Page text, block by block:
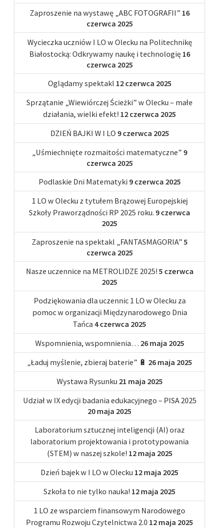
Zaproszenie na wystawę „ABC FOTOGRAFII” 16
czerwca 2025
Wycieczka uczniów I LO w Olecku na Politechnikę
Białostocką: Odkrywamy naukę i technologię 16
czerwca 2025
Oglądamy spektakl 12 czerwca 2025
Sprzątanie „Wiewiórczej Ścieżki” w Olecku – małe
działania, wielki efekt! 12 czerwca 2025
DZIEŃ BAJKI W I LO 9 czerwca 2025
„Uśmiechnięte rozmaitości matematyczne” 9
czerwca 2025
Podlaskie Dni Matematyki 9 czerwca 2025
1 LO w Olecku z tytułem Brązowej Europejskiej
Szkoły Praworządności RP 2025 roku. 9 czerwca
2025
Zaproszenie na spektakl „FANTASMAGORIA” 5
czerwca 2025
Nasze uczennice na METROLIDZE 2025! 5 czerwca
2025
Podziękowania dla uczennic 1 LO w Olecku za
pomoc w organizacji Międzynarodowego Dnia
Tańca 4 czerwca 2025
Wspomnienia, wspomnienia… 26 maja 2025
„Ładuj myślenie, zbieraj baterie” 🔋 26 maja 2025
Wystawa Rysunku 21 maja 2025
Udział w IX edycji badania edukacyjnego – PISA 2025
20 maja 2025
Laboratorium sztucznej inteligencji (AI) oraz
laboratorium projektowania i prototypowania
(STEM) w naszej szkole! 12 maja 2025
Dzień bajek w I LO w Olecku 12 maja 2025
Szkoła to nie tylko nauka! 12 maja 2025
1 LO ze wsparciem finansowym Narodowego
Programu Rozwoju Czytelnictwa 2.0 12 maja 2025